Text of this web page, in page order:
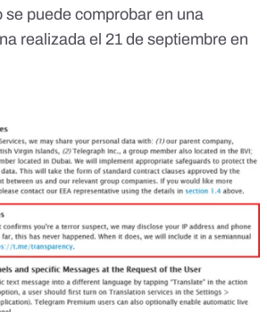
se puede comprobar en una
realizada el 21 de septiembre en